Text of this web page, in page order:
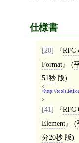
仕様書
[20]
RFC
Format
(
51秒版)
<
http://
>
[41]
RFC
Element
(
分20秒版)